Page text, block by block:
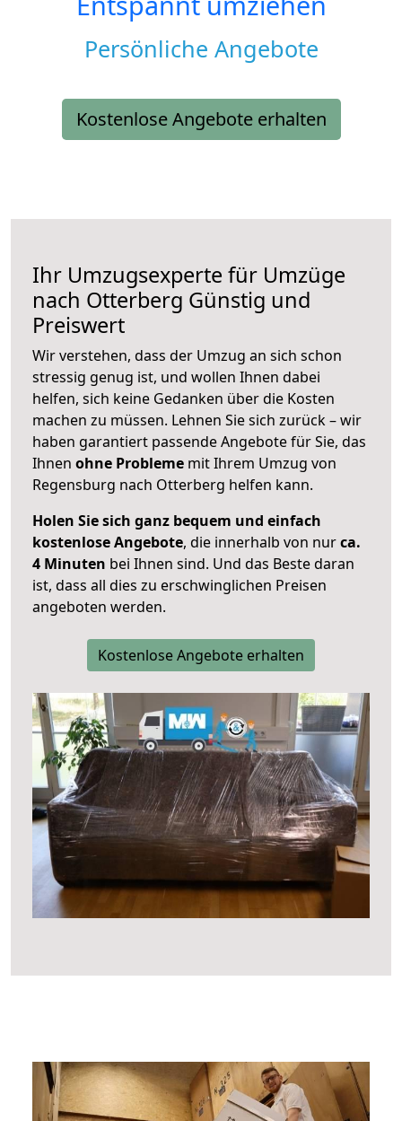
Persönliche Angebote
Kostenlose Angebote erhalten
Ihr Umzugsexperte für Umzüge
nach Otterberg Günstig und
Preiswert
Wir verstehen, dass der Umzug an sich schon
stressig genug ist, und wollen Ihnen dabei
helfen, sich keine Gedanken über die Kosten
machen zu müssen. Lehnen Sie sich zurück – wir
haben garantiert passende Angebote für Sie, das
Ihnen ohne Probleme mit Ihrem Umzug von
Regensburg nach Otterberg helfen kann.
Holen Sie sich ganz bequem und einfach
kostenlose Angebote, die innerhalb von nurca.
4 Minuten bei Ihnen sind. Und das Beste daran
ist, dass all dies zu erschwinglichen Preisen
angeboten werden.
Kostenlose Angebote erhalten